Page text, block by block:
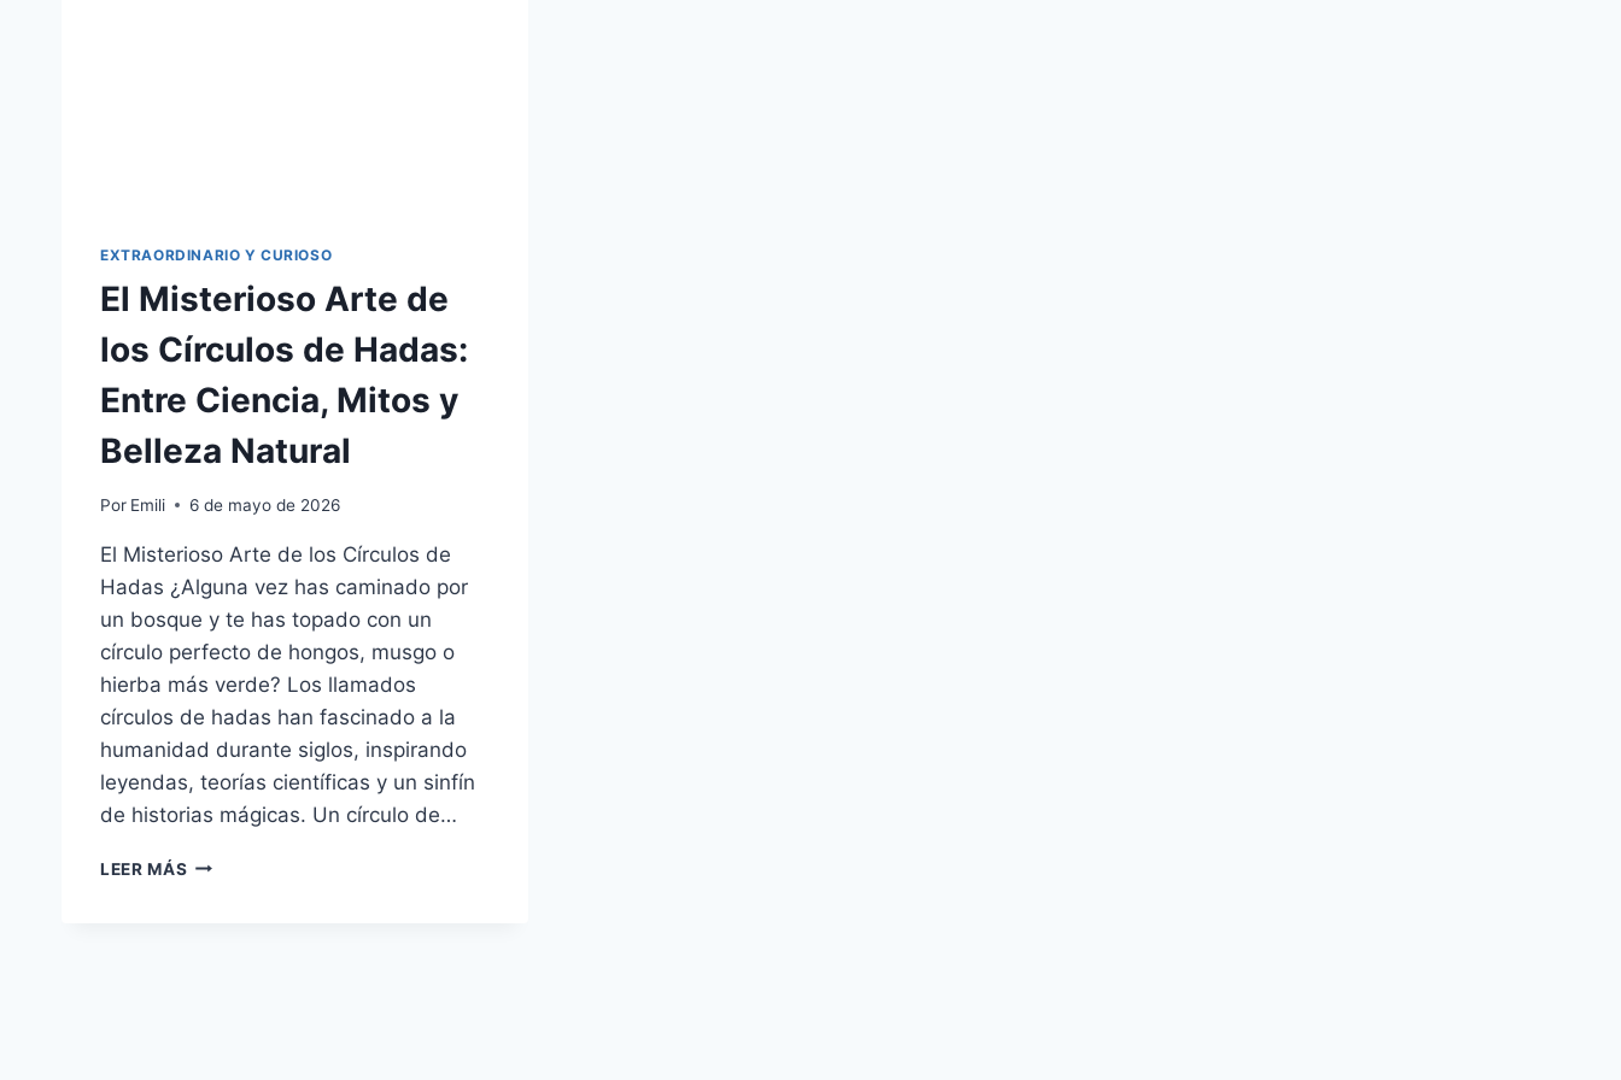
EXTRAORDINARIO Y CURIOSO
El Misterioso Arte de
los Círculos de Hadas:
Entre Ciencia, Mitos y
Belleza Natural
Por Emili 6 de mayo de 2026
El Misterioso Arte de los Círculos de
Hadas ¿Alguna vez has caminado por
un bosque y te has topado con un
círculo perfecto de hongos, musgo o
hierba más verde? Los llamados
círculos de hadas han fascinado a la
humanidad durante siglos, inspirando
leyendas, teorías científicas y un sinfín
de historias mágicas. Un círculo de…
LEER MÁS EL